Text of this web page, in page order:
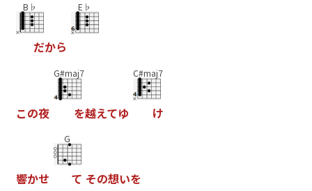
B♭
だから
E♭
この夜
G#maj7
を越えてゆ
C#maj7
け
響かせ
G
て その想いを